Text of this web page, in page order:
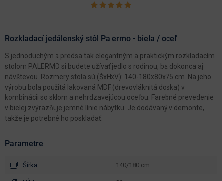
Rozkladací jedálenský stôl Palermo - biela / oceľ
S jednoduchým a predsa tak elegantným a praktickým rozkladacím
stolom PALERMO si budete užívať jedlo s rodinou, ba dokonca aj
návštevou. Rozmery stola sú (ŠxHxV): 140-180x80x75 cm. Na jeho
výrobu bola použitá lakovaná MDF (drevovláknitá doska) v
kombinácii so sklom a nehrdzavejúcou oceľou. Farebné prevedenie
v bielej zvýrazňuje jemné línie nábytku. Je dodávaný v demonte,
takže je potrebné ho poskladať.
Parametre
Šírka 140/180 cm